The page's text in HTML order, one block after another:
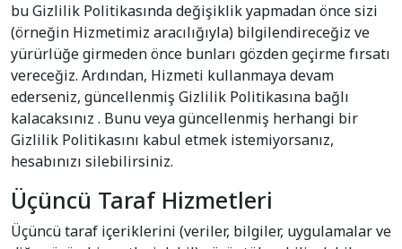
bu Gizlilik Politikasında değişiklik yapmadan önce sizi
(örneğin Hizmetimiz aracılığıyla) bilgilendireceğiz ve
yürürlüğe girmeden önce bunları gözden geçirme fırsatı
vereceğiz. Ardından, Hizmeti kullanmaya devam
ederseniz, güncellenmiş Gizlilik Politikasına bağlı
kalacaksınız . Bunu veya güncellenmiş herhangi bir
Gizlilik Politikasını kabul etmek istemiyorsanız,
hesabınızı silebilirsiniz.
Üçüncü Taraf Hizmetleri
Üçüncü taraf içeriklerini (veriler, bilgiler, uygulamalar ve